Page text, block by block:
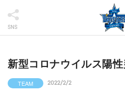
SNS
新型コロナウイルス陽
TEAM 2022/2/2